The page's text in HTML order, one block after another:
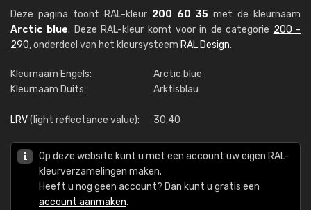
Deze pagina toont RAL-kleur 200 60 35 met de kleurnaam
Arctic blue. Deze RAL-kleur komt voor in de categorie 200 -
290, onderdeel van het kleursysteem RAL Design.
Kleurnaam Engels:
Arctic blue
Kleurnaam Duits:
Arktisblau
LRV(light reflectance value): 30,40
Op deze website kunt u met een account uw eigen RAL-
kleurverzamelingen maken.
Heeft u nog geen account? Dan kunt u gratis een
account aanmaken.